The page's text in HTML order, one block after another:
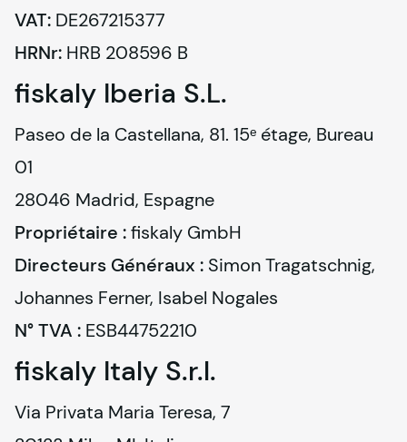
VAT:
HRNr: HRB 208596 B
fiskaly Iberia S.L.
Paseo de la Castellana, 81. 15ᵉ étage, Bureau
01
Propriétaire :fiskaly
Directeurs Généraux : Simon Tragatschnig,
N° TVA : ESB44752210
fiskaly Italy S.r.l.
Via Privata Maria Teresa, 7